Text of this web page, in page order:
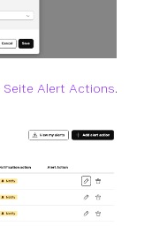
Seite Alert Actions.